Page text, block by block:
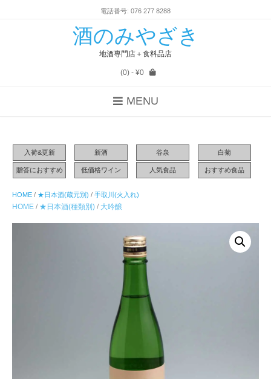
電話番号: 076 277 8288
酒のみやざき
地酒専門店＋食料品店
(0)- ¥0
MENU
入荷&更新 新酒 谷泉 白菊
贈答におすすめ 低価格ワイン 人気食品 おすすめ食品
HOME / ★日本酒(蔵元別) / 手取川(火入れ)
HOME / ★日本酒(種類別) / 大吟醸